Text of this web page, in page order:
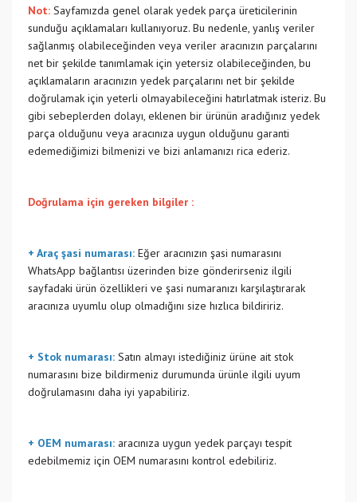
Not: Sayfamızda genel olarak yedek parça üreticilerinin
sunduğu açıklamaları kullanıyoruz. Bu nedenle, yanlış veriler
sağlanmış olabileceğinden veya veriler aracınızın parçalarını
net bir şekilde tanımlamak için yetersiz olabileceğinden, bu
açıklamaların aracınızın yedek parçalarını net bir şekilde
doğrulamak için yeterli olmayabileceğini hatırlatmak isteriz. Bu
gibi sebeplerden dolayı, eklenen bir ürünün aradığınız yedek
parça olduğunu veya aracınıza uygun olduğunu garanti
edemediğimizi bilmenizi ve bizi anlamanızı rica ederiz.
Doğrulama için gereken bilgiler :
+ Araç şasi numarası: Eğer aracınızın şasi numarasını
WhatsApp bağlantısı üzerinden bize gönderirseniz ilgili
sayfadaki ürün özellikleri ve şasi numaranızı karşılaştırarak
aracınıza uyumlu olup olmadığını size hızlıca bildiririz.
+ Stok numarası: Satın almayı istediğiniz ürüne ait stok
numarasını bize bildirmeniz durumunda ürünle ilgili uyum
doğrulamasını daha iyi yapabiliriz.
+ OEM numarası: aracınıza uygun yedek parçayı tespit
edebilmemiz için OEM numarasını kontrol edebiliriz.